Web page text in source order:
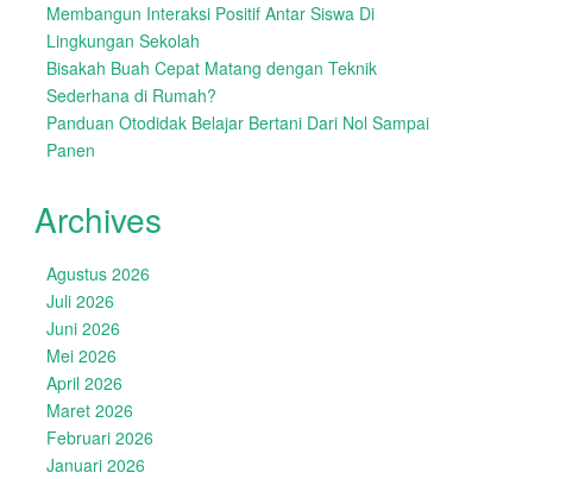
Membangun Interaksi Positif Antar Siswa Di
Lingkungan Sekolah
Bisakah Buah Cepat Matang dengan Teknik
Sederhana di Rumah?
Panduan Otodidak Belajar Bertani Dari Nol Sampai
Panen
Archives
Agustus 2026
Juli 2026
Juni 2026
Mei 2026
April 2026
Maret 2026
Februari 2026
Januari 2026